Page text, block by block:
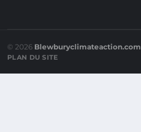
© 2026 Blewburyclimateaction.com
PLAN DU SITE